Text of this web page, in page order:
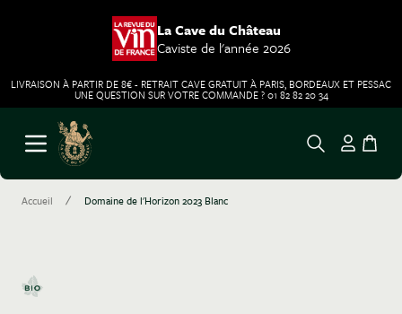
La Cave du Château
Caviste de l'année 2026
LIVRAISON À PARTIR DE 8€ - RETRAIT CAVE GRATUIT À PARIS, BORDEAUX ET PESSAC
UNE QUESTION SUR VOTRE COMMANDE ? 01 82 82 20 34
Aller au contenu
Ouvrir le menu
Accueil / Domaine de l'Horizon 2023 Blanc